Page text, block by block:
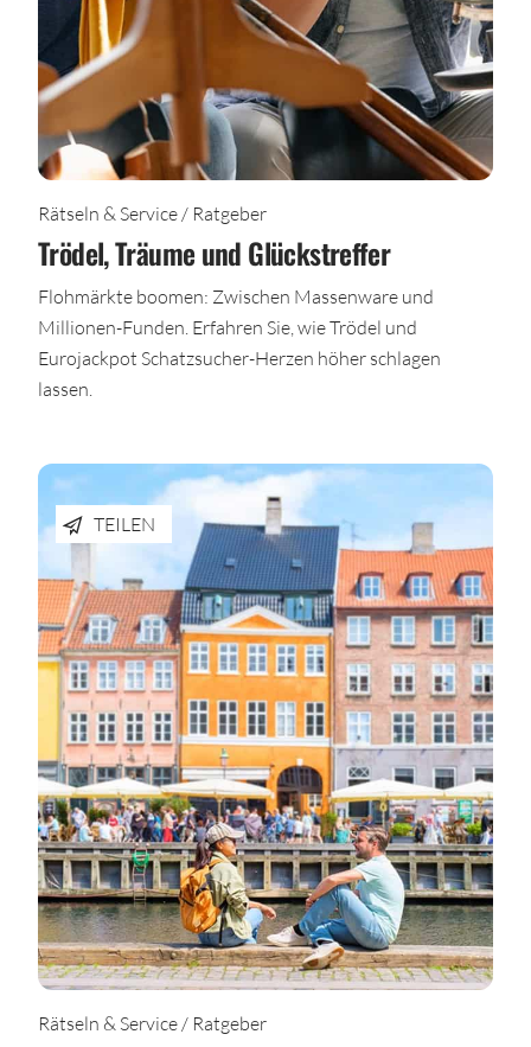
Rätseln & Service / Ratgeber
Trödel, Träume und Glückstreffer
Flohmärkte boomen: Zwischen Massenware und
Millionen-Funden. Erfahren Sie, wie Trödel und
Eurojackpot Schatzsucher-Herzen höher schlagen
lassen.
TEILEN
Rätseln & Service / Ratgeber